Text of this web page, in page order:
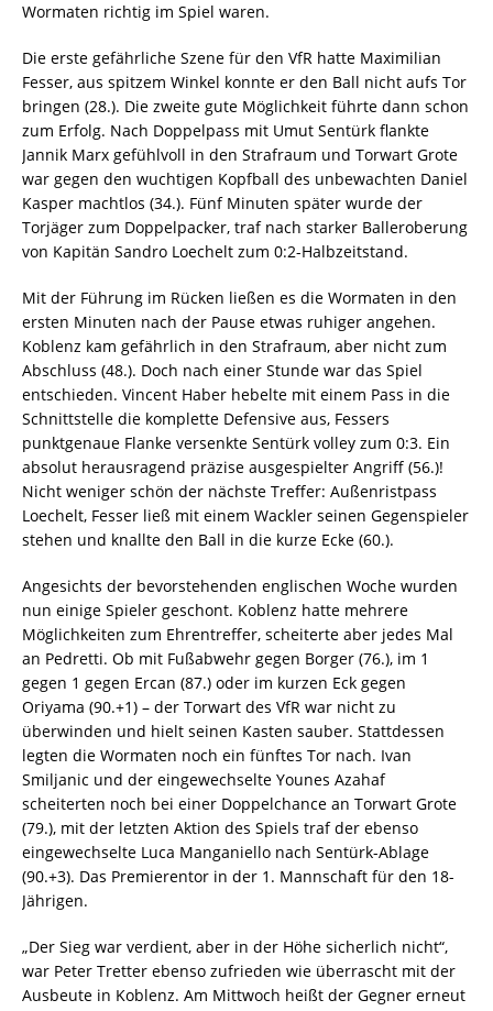
Wormaten richtig im Spiel waren.
Die erste gefährliche Szene für den VfR hatte Maximilian
Fesser, aus spitzem Winkel konnte er den Ball nicht aufs Tor
bringen (28.). Die zweite gute Möglichkeit führte dann schon
zum Erfolg. Nach Doppelpass mit Umut Sentürk flankte
Jannik Marx gefühlvoll in den Strafraum und Torwart Grote
war gegen den wuchtigen Kopfball des unbewachten Daniel
Kasper machtlos (34.). Fünf Minuten später wurde der
Torjäger zum Doppelpacker, traf nach starker Balleroberung
von Kapitän Sandro Loechelt zum 0:2-Halbzeitstand.
Mit der Führung im Rücken ließen es die Wormaten in den
ersten Minuten nach der Pause etwas ruhiger angehen.
Koblenz kam gefährlich in den Strafraum, aber nicht zum
Abschluss (48.). Doch nach einer Stunde war das Spiel
entschieden. Vincent Haber hebelte mit einem Pass in die
Schnittstelle die komplette Defensive aus, Fessers
punktgenaue Flanke versenkte Sentürk volley zum 0:3. Ein
absolut herausragend präzise ausgespielter Angriff (56.)!
Nicht weniger schön der nächste Treffer: Außenristpass
Loechelt, Fesser ließ mit einem Wackler seinen Gegenspieler
stehen und knallte den Ball in die kurze Ecke (60.).
Angesichts der bevorstehenden englischen Woche wurden
nun einige Spieler geschont. Koblenz hatte mehrere
Möglichkeiten zum Ehrentreffer, scheiterte aber jedes Mal
an Pedretti. Ob mit Fußabwehr gegen Borger (76.), im 1
gegen 1 gegen Ercan (87.) oder im kurzen Eck gegen
Oriyama (90.+1) – der Torwart des VfR war nicht zu
überwinden und hielt seinen Kasten sauber. Stattdessen
legten die Wormaten noch ein fünftes Tor nach. Ivan
Smiljanic und der eingewechselte Younes Azahaf
scheiterten noch bei einer Doppelchance an Torwart Grote
(79.), mit der letzten Aktion des Spiels traf der ebenso
eingewechselte Luca Manganiello nach Sentürk-Ablage
(90.+3). Das Premierentor in der 1. Mannschaft für den 18-
Jährigen.
„Der Sieg war verdient, aber in der Höhe sicherlich nicht“,
war Peter Tretter ebenso zufrieden wie überrascht mit der
Ausbeute in Koblenz. Am Mittwoch heißt der Gegner erneut